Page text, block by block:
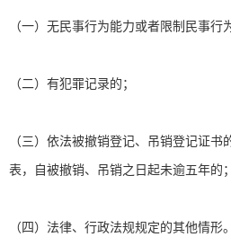
（一）无民事行为能力或者限制民事行
（二）有犯罪记录的；
（三）依法被撤销登记、吊销登记证
表，自被撤销、吊销之日起未逾五年的；
（四）法律、行政法规规定的其他情形。